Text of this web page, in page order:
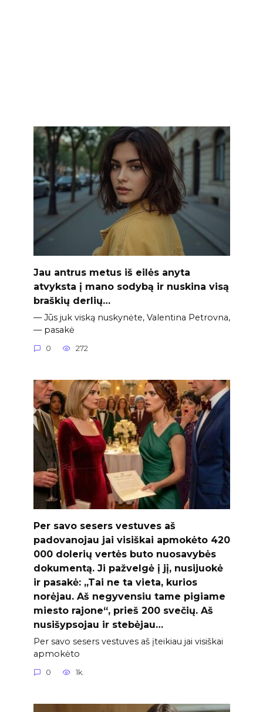
Jau antrus metus iš eilės anyta
atvyksta į mano sodybą ir nuskina visą
braškių derlių…
— Jūs juk viską nuskynėte, Valentina Petrovna,
— pasakė
0 272
Per savo sesers vestuves aš
padovanojau jai visiškai apmokėto 420
000 dolerių vertės buto nuosavybės
dokumentą. Ji pažvelgė į jį, nusijuokė
ir pasakė: „Tai ne ta vieta, kurios
norėjau. Aš negyvensiu tame pigiame
miesto rajone“, prieš 200 svečių. Aš
nusišypsojau ir stebėjau…
Per savo sesers vestuves aš įteikiau jai visiškai
apmokėto
0 1k.